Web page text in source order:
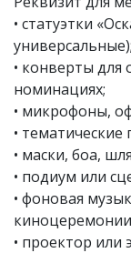
• статуэтки
универсальные);
• конверты для
номинациях;
• микрофоны,
•
• маски, боа,
• подиум или
• фоновая
• проектор или